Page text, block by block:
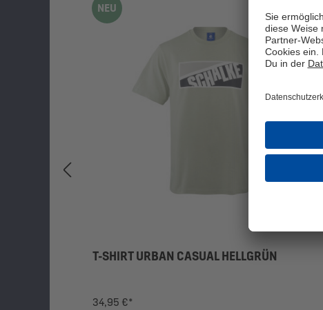
NEU
T-SHIRT URBAN CASUAL HELLGRÜN
34,95 €*